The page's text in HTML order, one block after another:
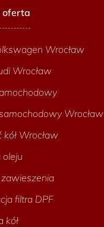
oferta
Wrocław
Wrocław
Wrocław
kół Wrocław
filtra DPF
kół